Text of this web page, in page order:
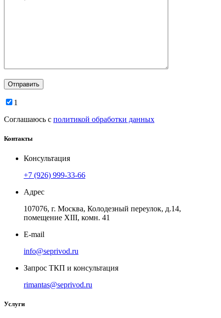
1
Соглашаюсь с политикой обработки данных
Контакты
Консультация
+7 (926) 999-33-66
Адрес
107076, г. Москва, Колодезный переулок, д.14,
помещение ХIII, комн. 41
E-mail
info@seprivod.ru
Запрос ТКП и консультация
rimantas@seprivod.ru
Услуги